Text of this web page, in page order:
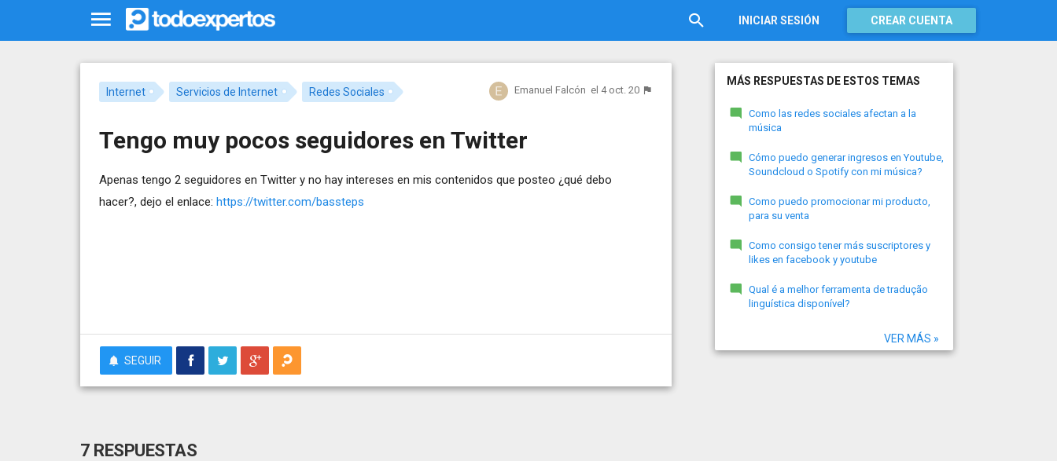
INICIAR SESIÓN CREAR CUENTA
Internet Servicios de Internet Redes Sociales Emanuel Falcón el 4 oct. 20
Tengo muy pocos seguidores en Twitter
Apenas tengo 2 seguidores en Twitter y no hay intereses en mis contenidos que posteo ¿qué debo
hacer?, dejo el enlace: https://twitter.com/bassteps
SEGUIR
7 RESPUESTAS
MÁS RESPUESTAS DE ESTOS TEMAS
Como las redes sociales afectan a la
música
Cómo puedo generar ingresos en Youtube,
Soundcloud o Spotify con mi música?
Como puedo promocionar mi producto,
para su venta
Como consigo tener más suscriptores y
likes en facebook y youtube
Qual é a melhor ferramenta de tradução
linguística disponível?
VER MÁS »